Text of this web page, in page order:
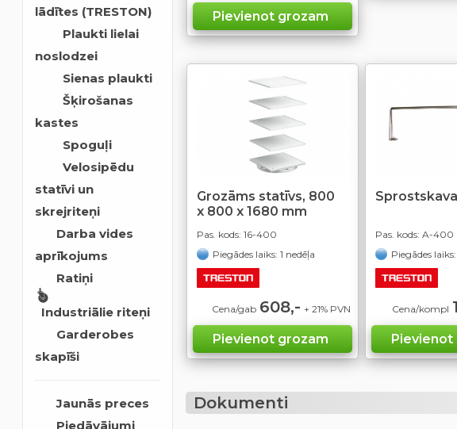
lādītes (TRESTON)
Plaukti lielai
noslodzei
Sienas plaukti
Šķirošanas
kastes
Spoguļi
Velosipēdu
statīvi un
skrejriteņi
Darba vides
aprīkojums
Ratiņi
Industriālie riteņi
Garderobes
skapīši
Jaunās preces
Piedāvājumi
Grozāms statīvs, 800
x 800 x 1680 mm
Pas. kods: 16-400
Piegādes laiks: 1 nedēļa
Cena/gab 608,- + 21% PVN
Pas. kods: A-400
Piegādes
Cena/kompl
Dokumenti